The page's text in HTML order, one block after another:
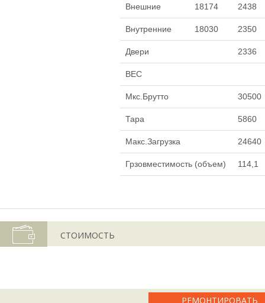
Внешние 18174 2438
Внутренние 18030 2350
Двери 2336
ВЕС
Мкс.Брутто 30500
Тара 5860
Макс.Загрузка 24640
Грзовместимость (объем) 114,1
СТОИМОСТЬ
РЕМОНТИРОВАТЬ